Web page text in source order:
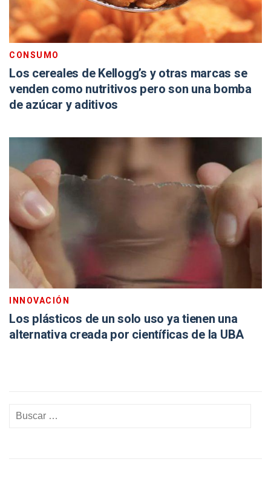
CONSUMO
Los cereales de Kellogg’s y otras marcas se
venden como nutritivos pero son una bomba
de azúcar y aditivos
INNOVACIÓN
Los plásticos de un solo uso ya tienen una
alternativa creada por científicas de la UBA